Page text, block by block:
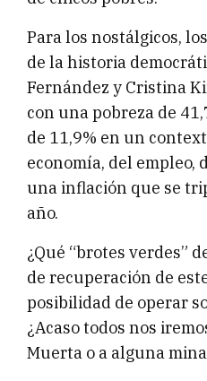
Para los nostálgicos,
de la historia
Fernández y Cristina
con una pobreza de
de 11,9% en un
economía, del empleo,
una inflación que se
año.
¿Qué “brotes verdes”
de recuperación de
posibilidad de operar
¿Acaso todos nos
Muerta o a alguna